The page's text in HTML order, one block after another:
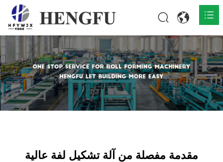
المنزل
المنتجات 
حول 
مقدمة مفصلة من آلة تشكيل لفة عالية